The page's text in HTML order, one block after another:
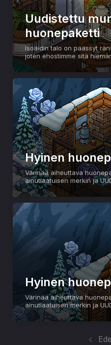
Uudistettu
huonepaketti
Isoäidin talo on päässyt
joten ehostimme sitä
isoäidin uuteen kotiin
Hyinen
Värinää aiheuttava
ainutlaatuisen merkin ja
saatavan Jäisen ruusun!
Hyinen
Värinää aiheuttava
ainutlaatuisen merkin ja
saatavan Jäisen ruusun!